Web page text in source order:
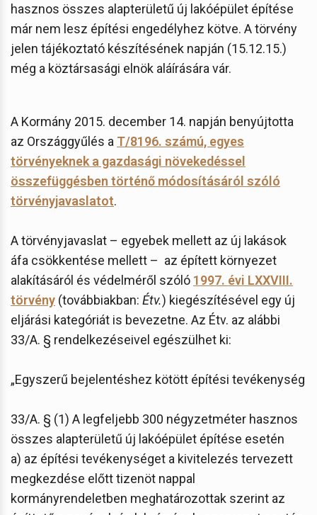
hasznos összes alapterületű új lakóépület építése
már nem lesz építési engedélyhez kötve. A törvény
jelen tájékoztató készítésének napján (15.12.15.)
még a köztársasági elnök aláírására vár.
A Kormány 2015. december 14. napján benyújtotta
az Országgyűlés a T/8196. számú, egyes
törvényeknek a gazdasági növekedéssel
összefüggésben történő módosításáról szóló
törvényjavaslatot.
A törvényjavaslat – egyebek mellett az új lakások
áfa csökkentése mellett – az épített környezet
alakításáról és védelméről szóló 1997. évi LXXVIII.
törvény (továbbiakban: Étv.) kiegészítésével egy új
eljárási kategóriát is bevezetne. Az Étv. az alábbi
33/A. § rendelkezéseivel egészülhet ki:
„Egyszerű bejelentéshez kötött építési tevékenység
33/A. § (1) A legfeljebb 300 négyzetméter hasznos
összes alapterületű új lakóépület építése esetén
a) az építési tevékenységet a kivitelezés tervezett
megkezdése előtt tizenöt nappal
kormányrendeletben meghatározottak szerint az